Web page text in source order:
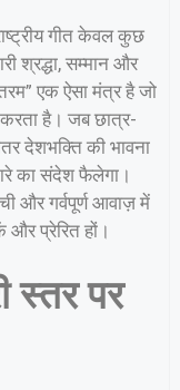
गीत केवल कुछ
श्रद्धा, सम्मान और
एक ऐसा मंत्र है जो
है। जब छात्र-
देशभक्ति की भावना
का संदेश फैलेगा।
और गर्वपूर्ण आवाज़ में
प्रेरित हों।
स्तर पर